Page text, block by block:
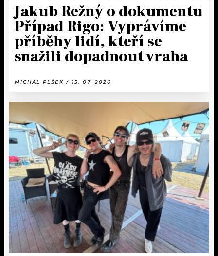
Jakub Režný o dokumentu
Případ Rigo: Vyprávíme
příběhy lidí, kteří se
snažili dopadnout vraha
MICHAL PLŠEK / 15. 07. 2026